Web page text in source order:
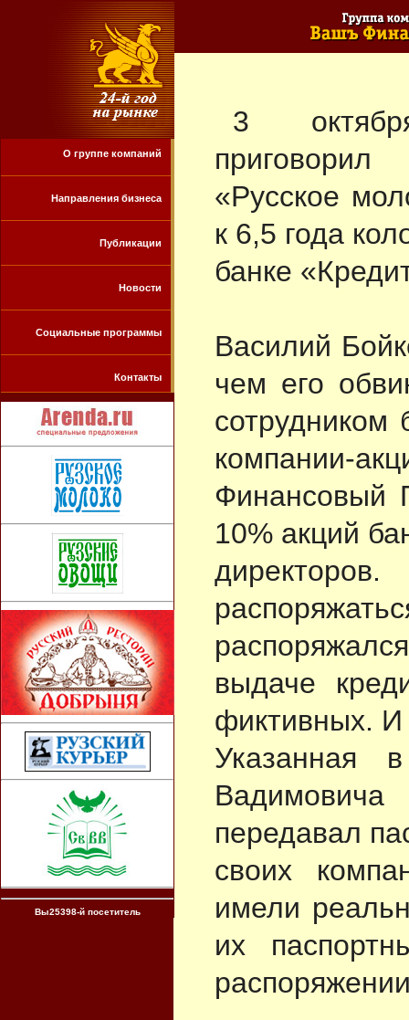
О группе компаний
Направления бизнеса
Публикации
Новости
Социальные программы
Контакты
Вы25398-й посетитель
3
«Русское
к 6,5 года
банке
Василий
чем его
сотрудником
Финансовый
10% акций
выдаче
фиктивных.
Указанная
передавал
своих
имели
их